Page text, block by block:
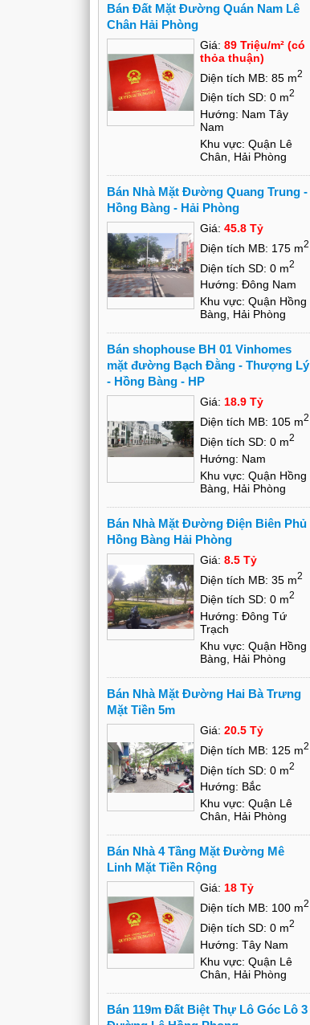
Bán Đất Mặt Đường Quán Nam Lê
Chân Hải Phòng
Giá:89 Triệu/m² (có
thỏa thuận)
Diện tích MB: 85 m2
Diện tích SD: 0 m2
Hướng: Nam Tây
Nam
Khu vực: Quận Lê
Chân, Hải Phòng
Bán Nhà Mặt Đường Quang Trung -
Hồng Bàng - Hải Phòng
Giá:45.8 Tỷ
Diện tích MB: 175 m2
Diện tích SD: 0 m2
Hướng: Đông Nam
Khu vực: Quận Hồng
Bàng, Hải Phòng
Bán shophouse BH 01 Vinhomes
mặt đường Bạch Đằng - Thượng Lý
- Hồng Bàng - HP
Giá:18.9 Tỷ
Diện tích MB: 105 m2
Diện tích SD: 0 m2
Hướng: Nam
Khu vực: Quận Hồng
Bàng, Hải Phòng
Bán Nhà Mặt Đường Điện Biên Phủ
Hồng Bàng Hải Phòng
Giá:8.5 Tỷ
Diện tích MB: 35 m2
Diện tích SD: 0 m2
Hướng: Đông Tứ
Trạch
Khu vực: Quận Hồng
Bàng, Hải Phòng
Bán Nhà Mặt Đường Hai Bà Trưng
Mặt Tiền 5m
Giá:20.5 Tỷ
Diện tích MB: 125 m2
Diện tích SD: 0 m2
Hướng: Bắc
Khu vực: Quận Lê
Chân, Hải Phòng
Bán Nhà 4 Tầng Mặt Đường Mê
Linh Mặt Tiền Rộng
Giá:18 Tỷ
Diện tích MB: 100 m2
Diện tích SD: 0 m2
Hướng: Tây Nam
Khu vực: Quận Lê
Chân, Hải Phòng
Bán 119m Đất Biệt Thự Lô Góc Lô 3